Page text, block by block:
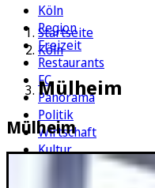
Köln
Region
Freizeit
Restaurants
FC
Panorama
Politik
Wirtschaft
Kultur
Startseite
Köln
Mülheim
Mülheim